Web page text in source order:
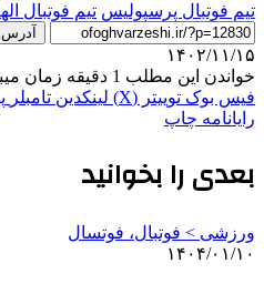
تيم فوتبال پرسپوليس تیم فوتبال
۱۴۰۲/۱۱/۱۵
خواندن این مطلب 1 دقیقه زمان میبرد
فیس بوک توییتر (X) لینکدین ‫تامبلر
رایانامه چاپ
بعدی را بخوانید
ورزشی > فوتبال، فوتسال
۱۴۰۴/۰۱/۱۰